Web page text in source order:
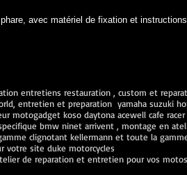
avec matériel de fixation et
entretiens restauration , custom et
entretien et preparation yamaha suzuki
motogadget koso daytona acewell cafe racer
bmw ninet arrivent , montage en
clignotant kellermann et toute la
votre site duke motorcycles
de reparation et entretien pour vos